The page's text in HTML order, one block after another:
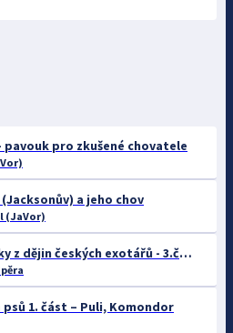
pro zkušené chovatele
a jeho chov
(JaVor)
Zapomenuté střípky z dějin českých exotářů - 3.část
1. část – Puli, Komondor